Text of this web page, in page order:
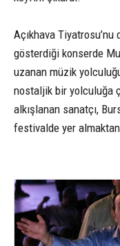
Açıkhava
gösterdiği konserde
uzanan müzik
nostaljik bir yolculuğa
alkışlanan sanatçı,
festivalde yer